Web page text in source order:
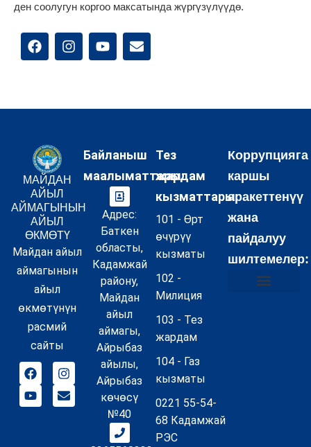
ден соолугун коргоо максатында жүргүзүлүүдө.
МАЙДАН
АЙЫЛ
АЙМАГЫНЫН
АЙЫЛ
ӨКМӨТҮ
Майдан айыл
аймагынын
айыл
өкмөтүнүн
расмий
сайты
Байланыш
маалыматтары:
Адрес:
Баткен
областы,
Кадамжай
району,
Майдан
айыл
аймагы,
Айрыбаз
айылы,
Айрыбаз
көчөсү
№40
Тез
жардам
кызматтары:
101 - Өрт
өчүрүү
кызматы
102 -
Милиция
103 - Тез
жардам
104 - Газ
кызматы
0221 55-54-
68 Кадамжай
РЭС
Коррупцияга
каршы
аракеттенүү
жана
пайдалуу
шилтемелер: